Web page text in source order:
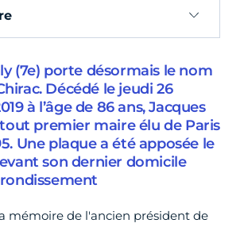
(7e) porte désormais le nom
Décédé le jeudi 26
à l’âge de 86 ans, Jacques
premier maire élu de Paris
Une plaque a été apposée le
son dernier domicile
mémoire de l'ancien président de